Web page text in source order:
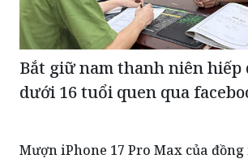
dưới 16 tuổi quen qua